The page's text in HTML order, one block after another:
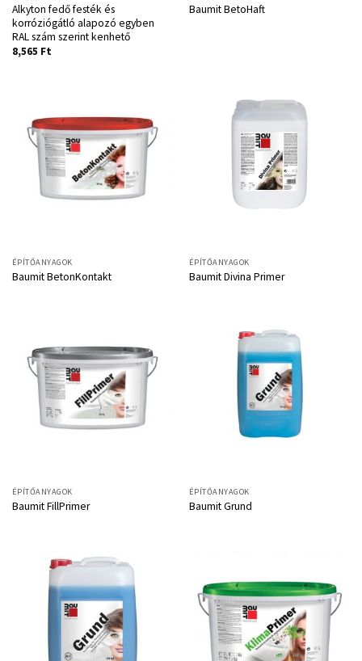
Alkyton fedő festék és
korróziógátló alapozó egyben
RAL szám szerint kenhető
8,565 Ft
Baumit BetoHaft
ÉPÍTŐANYAGOK
Baumit BetonKontakt
ÉPÍTŐANYAGOK
Baumit Divina Primer
ÉPÍTŐANYAGOK
Baumit FillPrimer
ÉPÍTŐANYAGOK
Baumit Grund